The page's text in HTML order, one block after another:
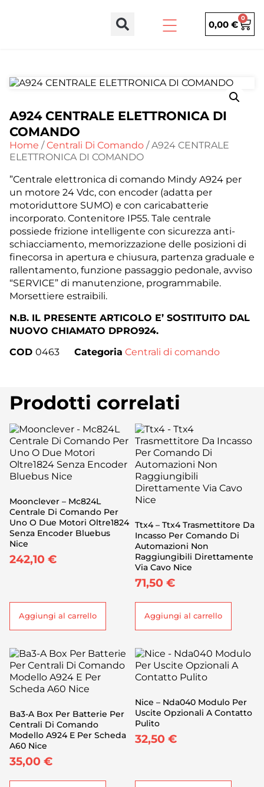
0,00 €
0
A924 CENTRALE ELETTRONICA DI
COMANDO
Home /Centrali Di Comando / A924 CENTRALE
ELETTRONICA DI COMANDO
”Centrale elettronica di comando Mindy A924 per
un motore 24 Vdc, con encoder (adatta per
motoriduttore SUMO) e con caricabatterie
incorporato. Contenitore IP55. Tale centrale
possiede frizione intelligente con sicurezza anti-
schiacciamento, memorizzazione delle posizioni di
finecorsa in apertura e chiusura, partenza graduale e
rallentamento, funzione passaggio pedonale, avviso
“SERVICE” di manutenzione, programmabile.
Morsettiere estraibili.
N.B. IL PRESENTE ARTICOLO E’ SOSTITUITO DAL
NUOVO CHIAMATO DPRO924.
COD 0463 Categoria Centrali di comando
Prodotti correlati
Moonclever – Mc824L
Centrale Di Comando Per
Uno O Due Motori Oltre1824
Senza Encoder Bluebus
Nice
242,10 €
Aggiungi al carrello
Ttx4 – Ttx4 Trasmettitore Da
Incasso Per Comando Di
Automazioni Non
Raggiungibili Direttamente
Via Cavo Nice
71,50 €
Aggiungi al carrello
Ba3-A Box Per Batterie Per
Centrali Di Comando
Modello A924 E Per Scheda
A60 Nice
35,00 €
Nice – Nda040 Modulo Per
Uscite Opzionali A Contatto
Pulito
32,50 €